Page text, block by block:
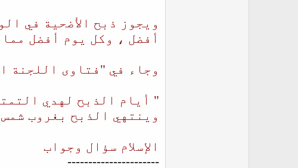
ويجوز ذبح الأضحية في
أفضل ، وكل يوم أفضل
وجاء في "فتاوى اللجنة
" أيام الذبح لهدي
وينتهي الذبح بغروب
الإسلام سؤال وجواب
----------------------